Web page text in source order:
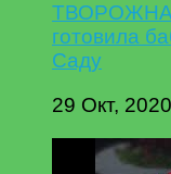
готовила
Саду
29 Окт, 2020